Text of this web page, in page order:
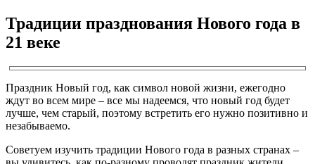
Традиции празднования Нового года в
21 веке
Праздник Новый год, как символ новой жизни, ежегодно
ждут во всем мире – все мы надеемся, что новый год будет
лучше, чем старый, поэтому встретить его нужно позитивно и
незабываемо.
Советуем изучить традиции Нового года в разных странах –